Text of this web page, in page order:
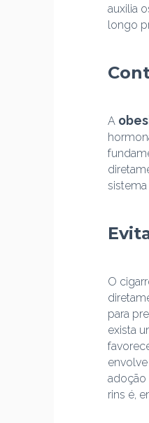
auxilia
longo
A
O
para
exista
adoção
rins é,